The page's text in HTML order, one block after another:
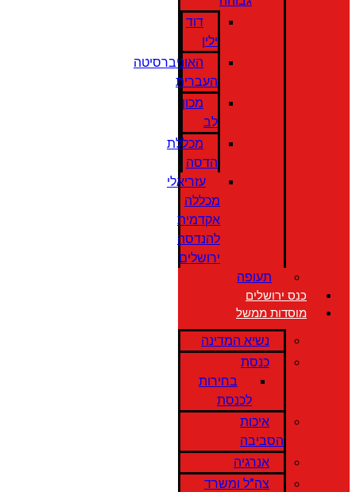
דוד
ילין
האוניברסיטה
העברית
מכון
לב
מכללת
הדסה
עזריאלי
מכללה
אקדמית
להנדסה
ירושלים
תעופה
כנס ירושלים
מוסדות ממשל
נשיא המדינה
כנסת
בחירות
לכנסת
איכות
הסביבה
אנרגיה
צה"ל ומשרד